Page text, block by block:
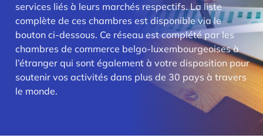
services liés à leurs marchés respectifs. La liste
complète de ces chambres est disponible via le
bouton ci-dessous. Ce réseau est complété par les
chambres de commerce belgo-luxembourgeoises à
l’étranger qui sont également à votre disposition pour
soutenir vos activités dans plus de 30 pays à travers
le monde.